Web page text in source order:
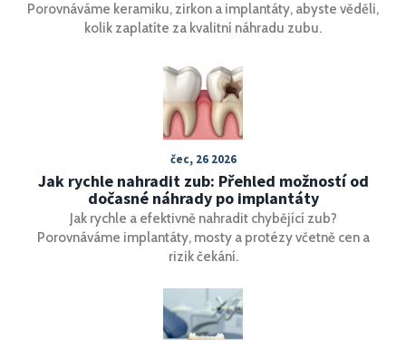
Porovnáváme keramiku, zirkon a implantáty, abyste věděli,
kolik zaplatíte za kvalitní náhradu zubu.
čec, 26 2026
Jak rychle nahradit zub: Přehled možností od
dočasné náhrady po implantáty
Jak rychle a efektivně nahradit chybějící zub?
Porovnáváme implantáty, mosty a protézy včetně cen a
rizik čekání.